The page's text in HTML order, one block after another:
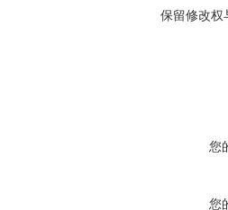
保留修改权
您
您